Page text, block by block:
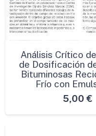
Análisis Crítico
de Dosificación
Bituminosas
Frío con
5,00 €